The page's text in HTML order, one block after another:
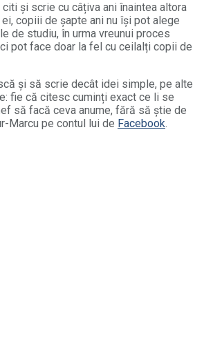
și scrie cu câțiva ani înaintea altora
copiii de șapte ani nu își pot alege
de studiu, în urma vreunui proces
pot face doar la fel cu ceilalți copii de
și să scrie decât idei simple, pe alte
fie că citesc cuminți exact ce li se
să facă ceva anume, fără să știe de
Marcu pe contul lui de Facebook.